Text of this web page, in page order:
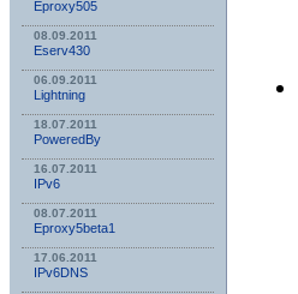
Eproxy505
08.09.2011
Eserv430
06.09.2011
Lightning
18.07.2011
PoweredBy
16.07.2011
IPv6
08.07.2011
Eproxy5beta1
17.06.2011
IPv6DNS